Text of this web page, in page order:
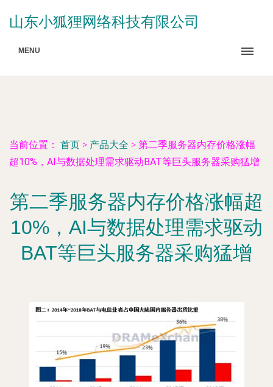
山东小狐狸网络科技有限公司
MENU
当前位置： 首页 > 产品大全 > 第二季服务器内存价格涨幅
超10%，AI与数据处理需求驱动BAT等巨头服务器采购猛增
第二季服务器内存价格涨幅超
10%，AI与数据处理需求驱动
BAT等巨头服务器采购猛增